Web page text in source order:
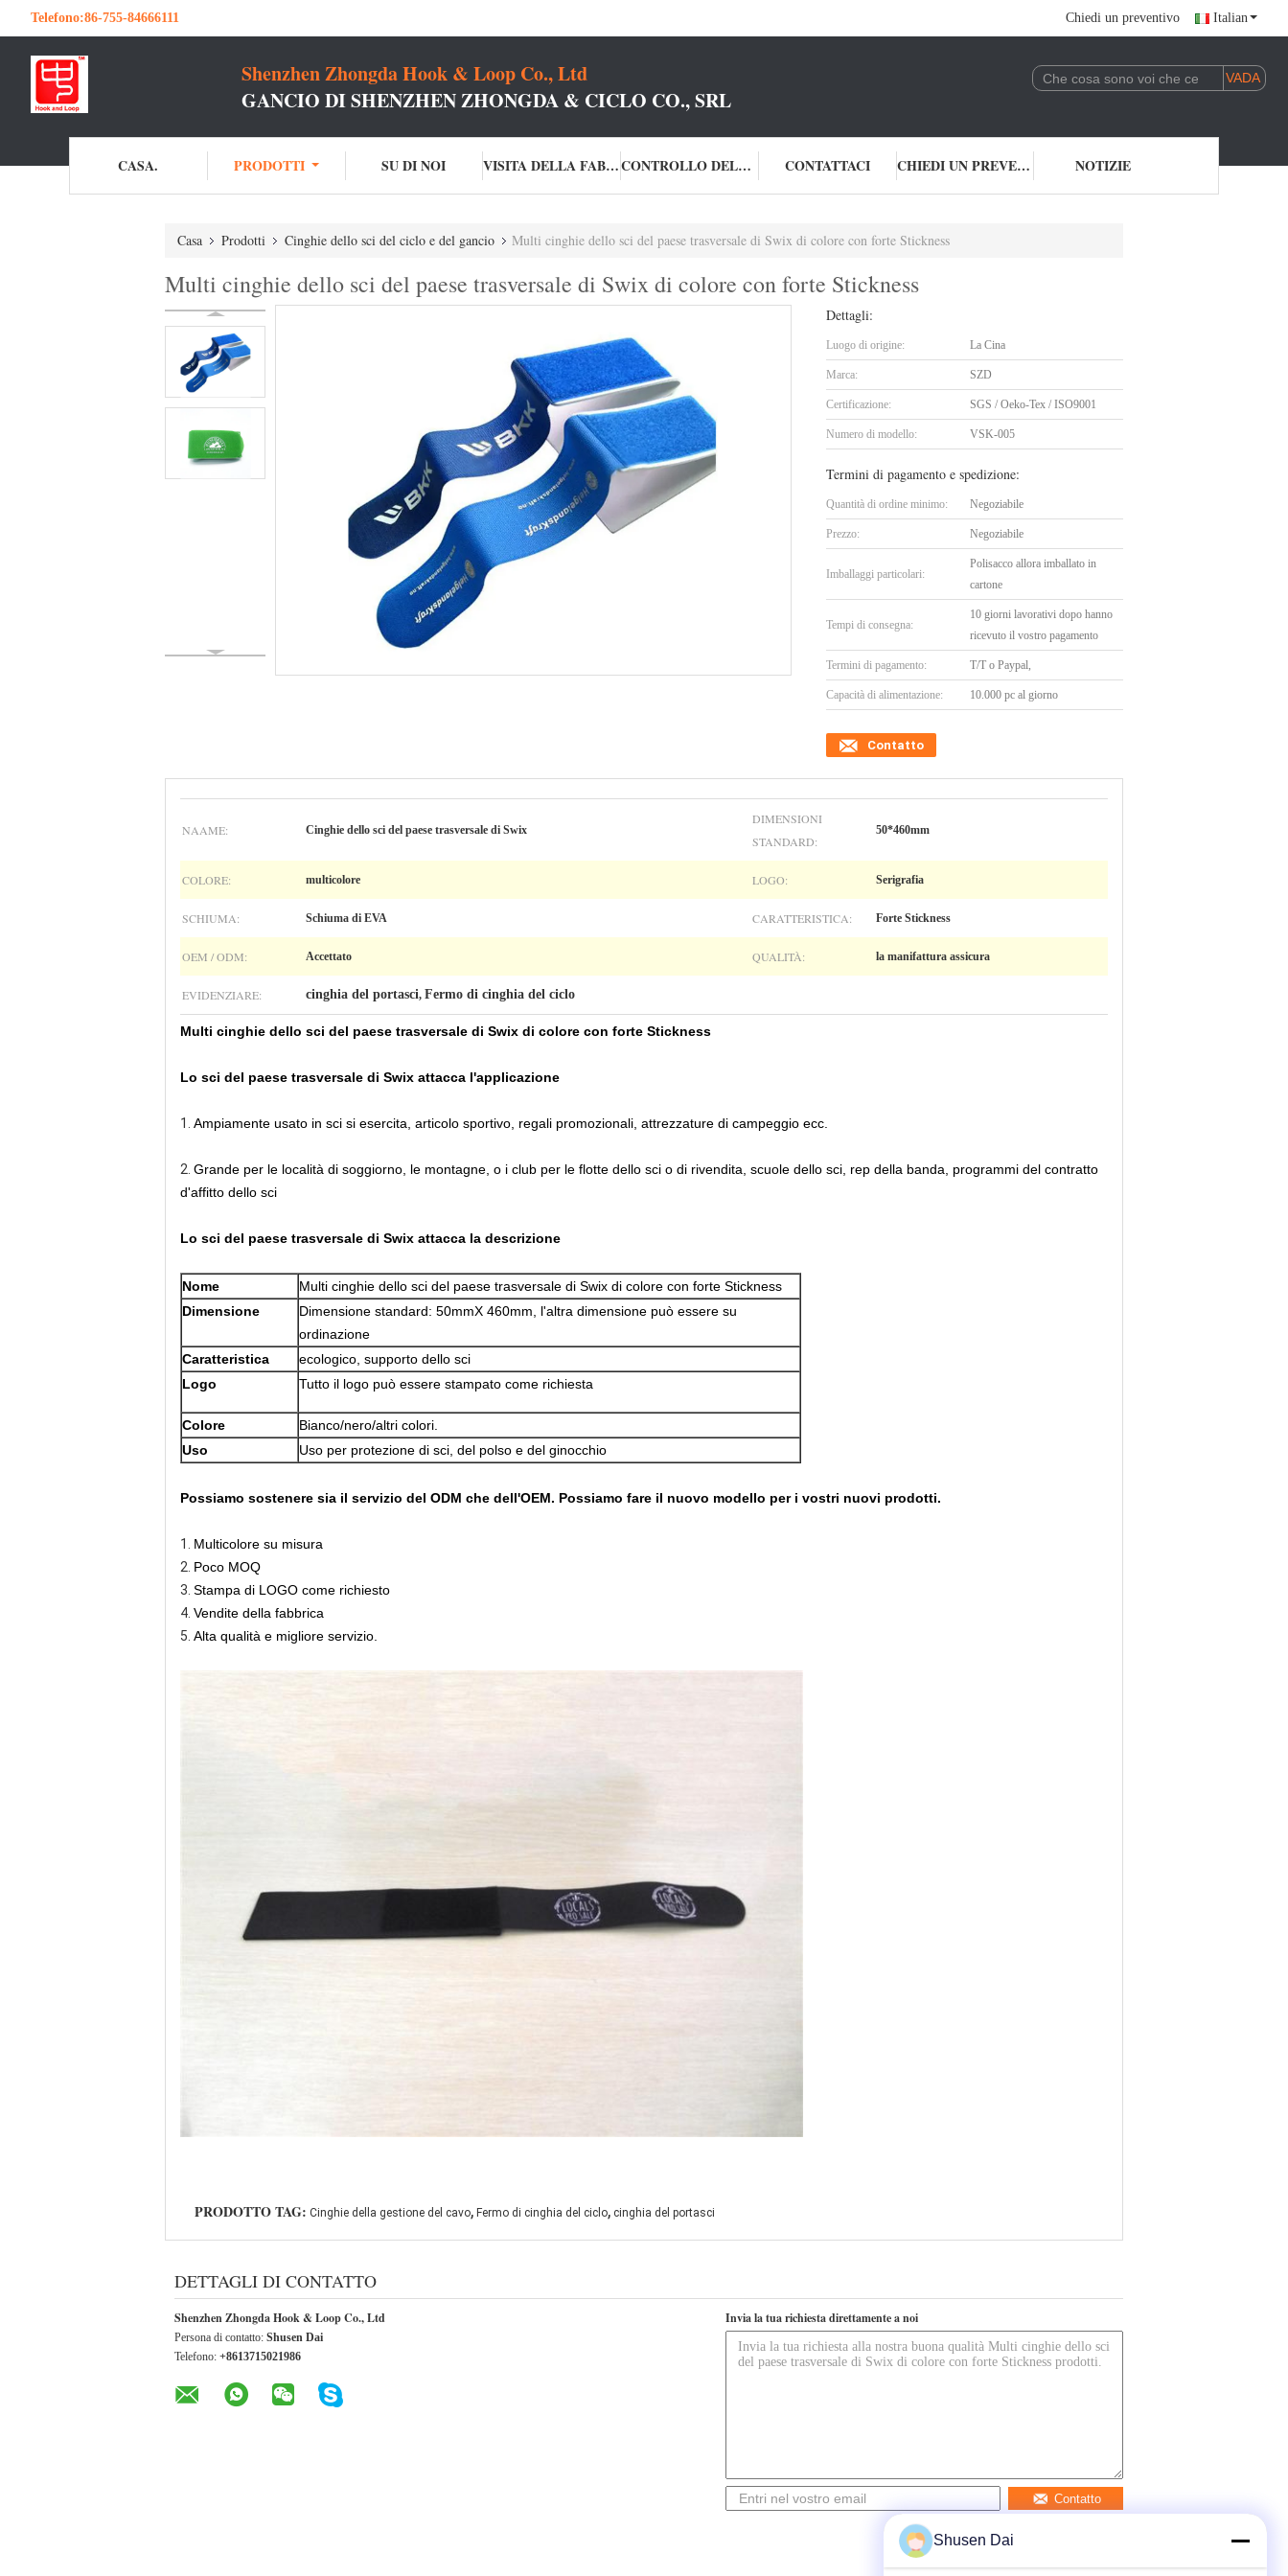
Telefono:86-755-84666111 Chiedi un preventivo Italian
Shenzhen Zhongda Hook & Loop Co., Ltd
GANCIO DI SHENZHEN ZHONGDA & CICLO CO., SRL
CASA. PRODOTTI SU DI NOI VISITA DELLA FABBRICA CONTROLLO DELLA QUALITÀ CONTATTACI CHIEDI UN PREVENTIVO NOTIZIE
Casa Prodotti Cinghie dello sci del ciclo e del gancio Multi cinghie dello sci del paese trasversale di Swix di colore con forte Stickness
Multi cinghie dello sci del paese trasversale di Swix di colore con forte Stickness
Dettagli:
Luogo di origine: La Cina
Marca: SZD
Certificazione: SGS / Oeko-Tex / ISO9001
Numero di modello: VSK-005
Termini di pagamento e spedizione:
Quantità di ordine minimo: Negoziabile
Prezzo: Negoziabile
Imballaggi particolari:
Polisacco allora imballato in
cartone
Tempi di consegna:
10 giorni lavorativi dopo hanno
ricevuto il vostro pagamento
Termini di pagamento: T/T o Paypal,
Capacità di alimentazione: 10.000 pc al giorno
Contatto
NAAME: Cinghie dello sci del paese trasversale di Swix
DIMENSIONI
STANDARD:
50*460mm
COLORE: multicolore LOGO: Serigrafia
SCHIUMA: Schiuma di EVA CARATTERISTICA: Forte Stickness
OEM / ODM: Accettato QUALITÀ: la manifattura assicura
EVIDENZIARE: cinghia del portasci, Fermo di cinghia del ciclo
Multi cinghie dello sci del paese trasversale di Swix di colore con forte Stickness
Lo sci del paese trasversale di Swix attacca l'applicazione
1. Ampiamente usato in sci si esercita, articolo sportivo, regali promozionali, attrezzature di campeggio ecc.
2. Grande per le località di soggiorno, le montagne, o i club per le flotte dello sci o di rivendita, scuole dello sci, rep della banda, programmi del contratto
d'affitto dello sci
Lo sci del paese trasversale di Swix attacca la descrizione
Nome
Multi cinghie dello sci del paese trasversale di Swix di colore con forte Stickness
Dimensione
Dimensione standard: 50mmX 460mm, l'altra dimensione può essere su
ordinazione
Caratteristica
ecologico, supporto dello sci
Logo
Tutto il logo può essere stampato come richiesta
Colore
Bianco/nero/altri colori.
Uso
Uso per protezione di sci, del polso e del ginocchio
Possiamo sostenere sia il servizio del ODM che dell'OEM. Possiamo fare il nuovo modello per i vostri nuovi prodotti.
1. Multicolore su misura
2. Poco MOQ
3. Stampa di LOGO come richiesto
4. Vendite della fabbrica
5. Alta qualità e migliore servizio.
PRODOTTO TAG: Cinghie della gestione del cavo, Fermo di cinghia del ciclo, cinghia del portasci
DETTAGLI DI CONTATTO
Shenzhen Zhongda Hook & Loop Co., Ltd
Persona di contatto: Shusen Dai
Telefono: +8613715021986
Invia la tua richiesta direttamente a noi
Contatto
Shusen Dai